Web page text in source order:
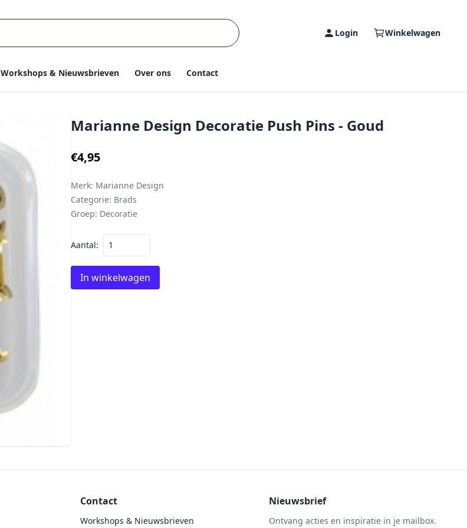
Login Winkelwagen
Workshops & Nieuwsbrieven Over ons Contact
Marianne Design Decoratie Push Pins - Goud
€4,95
Merk: Marianne Design
Categorie: Brads
Groep: Decoratie
Aantal:
In winkelwagen
Contact
Workshops & Nieuwsbrieven
Nieuwsbrief
Ontvang acties en inspiratie in je mailbox.